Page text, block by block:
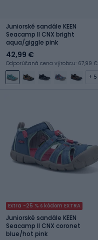
Juniorské sandále KEEN
Seacamp II CNX bright
aqua/giggle pink
42,99 €
Odporúčaná cena výrobcu: 67,99 €
+ 5
Extra -25 % s kódom EXTRA
Juniorské sandále KEEN
Seacamp II CNX coronet
blue/hot pink